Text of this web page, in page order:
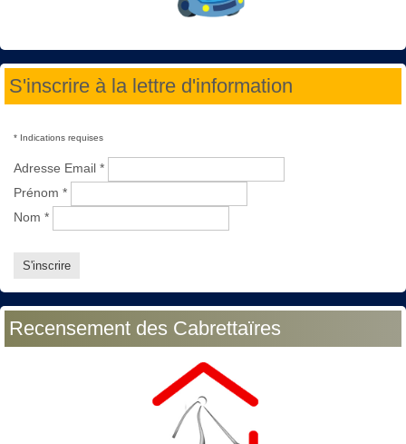
S'inscrire à la lettre d'information
* Indications requises
Adresse Email *
Prénom *
Nom *
Recensement des Cabrettaïres